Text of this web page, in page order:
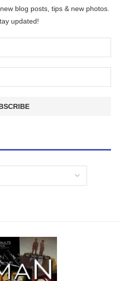
blog posts, tips & new photos.
updated!